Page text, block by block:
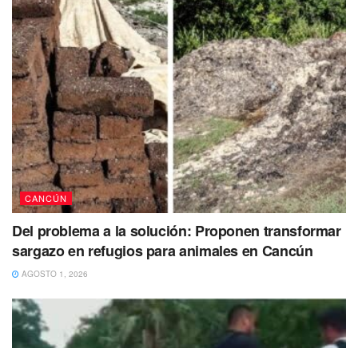
Con mayor percepción de inseguridad que Cancún
también figuran Tijuana, Colima, Azcapotzalco, León,
Coatzacoalcos, Reynosa, Cuernavaca, Uruapan,
CANCÚN
Del problema a la solución: Proponen transformar
sargazo en refugios para animales en Cancún
AGOSTO 1, 2026